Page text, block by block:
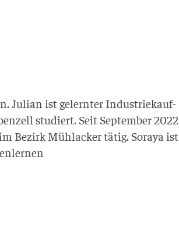
Juli­an ist gelern­ter Indus­trie­kauf­
stu­diert. Seit Sep­tem­ber 2022
Bezirk Mühl­acker tätig. Sora­ya ist